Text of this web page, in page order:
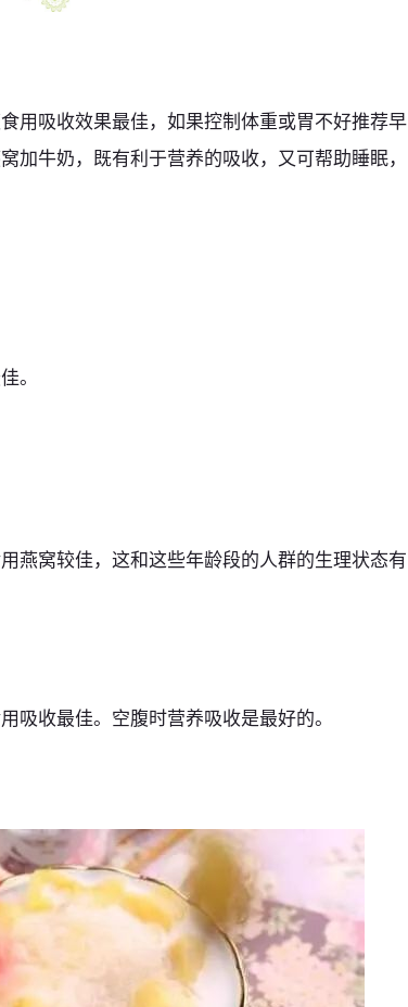
用吸收效果最佳，如果控制体重或胃不好推荐早
加牛奶，既有利于营养的吸收，又可帮助睡眠，
。
燕窝较佳，这和这些年龄段的人群的生理状态有
吸收最佳。空腹时营养吸收是最好的。